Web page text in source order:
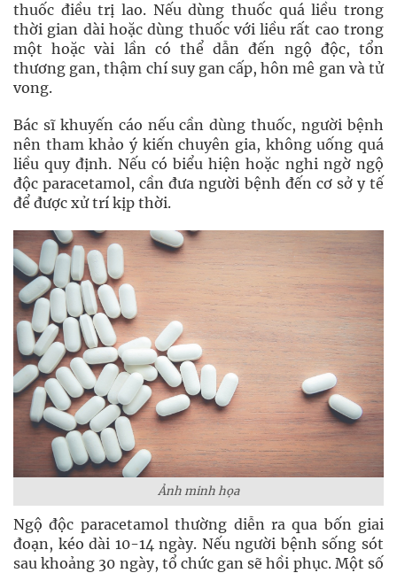
thuốc điều trị lao. Nếu dùng thuốc quá liều trong
thời gian dài hoặc dùng thuốc với liều rất cao trong
một hoặc vài lần có thể dẫn đến ngộ độc, tổn
thương gan, thậm chí suy gan cấp, hôn mê gan và tử
vong.
Bác sĩ khuyến cáo nếu cần dùng thuốc, người bệnh
nên tham khảo ý kiến chuyên gia, không uống quá
liều quy định. Nếu có biểu hiện hoặc nghi ngờ ngộ
độc paracetamol, cần đưa người bệnh đến cơ sở y tế
để được xử trí kịp thời.
Ảnh minh họa
Ngộ độc paracetamol thường diễn ra qua bốn giai
đoạn, kéo dài 10-14 ngày. Nếu người bệnh sống sót
sau khoảng 30 ngày, tổ chức gan sẽ hồi phục. Một số